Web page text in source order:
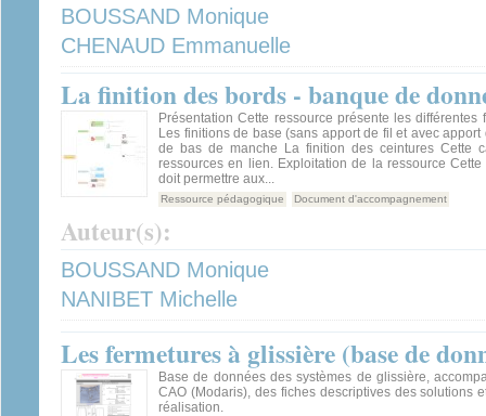
BOUSSAND Monique
CHENAUD Emmanuelle
La finition des bords - banque de
Présentation Cette ressource présente les différentes
Les finitions de base (sans apport de fil et avec apport
de bas de manche La finition des ceintures Cette
ressources en lien. Exploitation de la ressource
doit permettre aux...
Ressource pédagogique Document d'accompagnement
Auteur(s):
BOUSSAND Monique
NANIBET Michelle
Les fermetures à glissière (base de
Base de données des systèmes de glissière,
CAO (Modaris), des fiches descriptives des solutions
réalisation.